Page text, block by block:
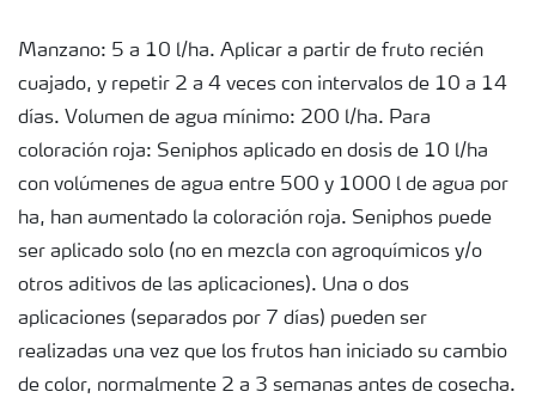
Manzano: 5 a 10 l/ha. Aplicar a partir de fruto recién
cuajado, y repetir 2 a 4 veces con intervalos de 10 a 14
días. Volumen de agua mínimo: 200 l/ha. Para
coloración roja: Seniphos aplicado en dosis de 10 l/ha
con volúmenes de agua entre 500 y 1000 l de agua por
ha, han aumentado la coloración roja. Seniphos puede
ser aplicado solo (no en mezcla con agroquímicos y/o
otros aditivos de las aplicaciones). Una o dos
aplicaciones (separados por 7 días) pueden ser
realizadas una vez que los frutos han iniciado su cambio
de color, normalmente 2 a 3 semanas antes de cosecha.